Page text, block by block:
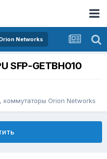
Networks
SFP-GETBH010
коммутаторы Orion Networks